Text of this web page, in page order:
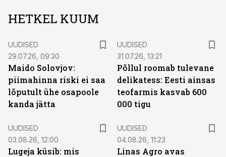
HETKEL KUUM
UUDISED
29.07.26, 09:30
Maido Solovjov:
piimahinna riski ei saa
lõputult ühe osapoole
kanda jätta
UUDISED
31.07.26, 13:21
Põllul roomab tulevane
delikatess: Eesti ainsas
teofarmis kasvab 600
000 tigu
UUDISED
03.08.26, 12:00
Lugeja küsib: mis
UUDISED
04.08.26, 11:23
Linas Agro avas